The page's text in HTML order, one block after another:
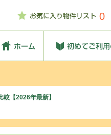
0
【2026年最新】